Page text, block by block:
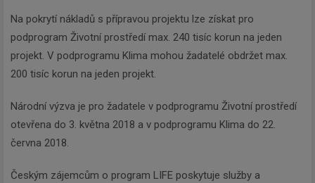
Na pokrytí nákladů s přípravou projektu lze získat pro
podprogram Životní prostředí max. 240 tisíc korun na jeden
projekt. V podprogramu Klima mohou žadatelé obdržet max.
200 tisíc korun na jeden projekt.
Národní výzva je pro žadatele v podprogramu Životní prostředí
otevřena do 3. května 2018 a v podprogramu Klima do 22.
června 2018.
Českým zájemcům o program LIFE poskytuje služby a